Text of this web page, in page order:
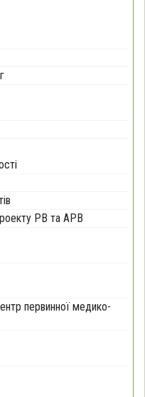
РВ та АРВ
первинної медико-